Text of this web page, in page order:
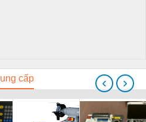
cấp ‹ ›